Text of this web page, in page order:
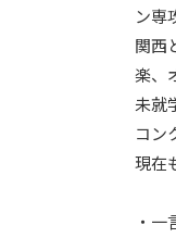
ン専
関西
楽、
未就
コン
現在
・一